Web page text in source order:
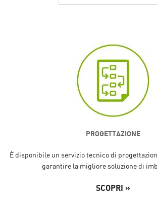
PROGETTAZIONE
È disponibile un servizio tecnico di
garantire la migliore soluzione di
SCOPRI »